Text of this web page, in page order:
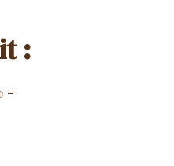
:
-